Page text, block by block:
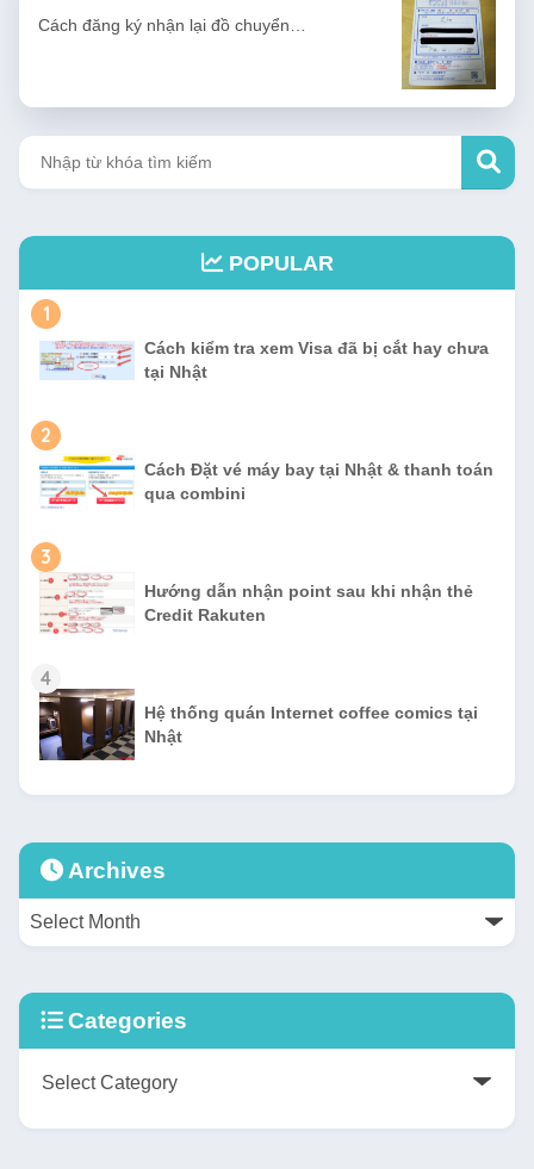
Cách đăng ký nhận lại đồ chuyển…
POPULAR
1
Cách kiểm tra xem Visa đã bị cắt hay chưa
tại Nhật
2
Cách Đặt vé máy bay tại Nhật & thanh toán
qua combini
3
Hướng dẫn nhận point sau khi nhận thẻ
Credit Rakuten
4
Hệ thống quán Internet coffee comics tại
Nhật
Archives
Categories